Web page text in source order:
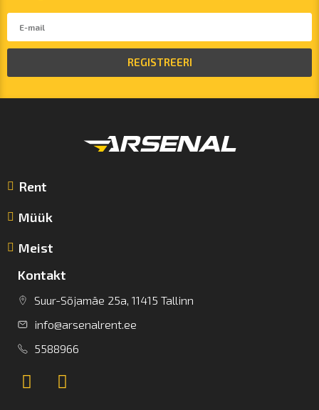
REGISTREERI
Rent
Müük
Meist
Kontakt
Suur-Sõjamäe 25a, 11415 Tallinn
info@arsenalrent.ee
5588966